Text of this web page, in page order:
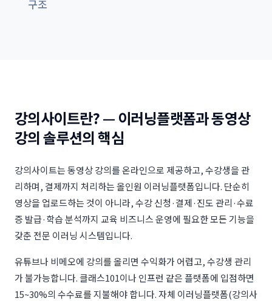
구조
강의사이트란? — 이러닝플랫폼과 동영상
강의 솔루션의 핵심
강의사이트는 동영상 강의를 온라인으로 제공하고, 수강생을 관
리하며, 결제까지 처리하는 올인원 이러닝플랫폼입니다. 단순히
영상을 업로드하는 것이 아니라, 수강 신청·결제·진도 관리·수료
증 발급·학습 분석까지 교육 비즈니스 운영에 필요한 모든 기능을
갖춘 전문 이러닝 시스템입니다.
유튜브나 비메오에 강의를 올리면 수익화가 어렵고, 수강생 관리
가 불가능합니다. 클래스101이나 인프런 같은 플랫폼에 입점하면
15~30%의 수수료를 지불해야 합니다. 자체 이러닝플랫폼(강의사